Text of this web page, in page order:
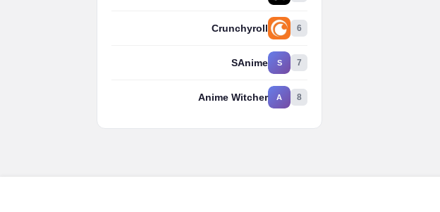
6
Crunchyroll
7
S
SAnime
8
A
Anime Witcher